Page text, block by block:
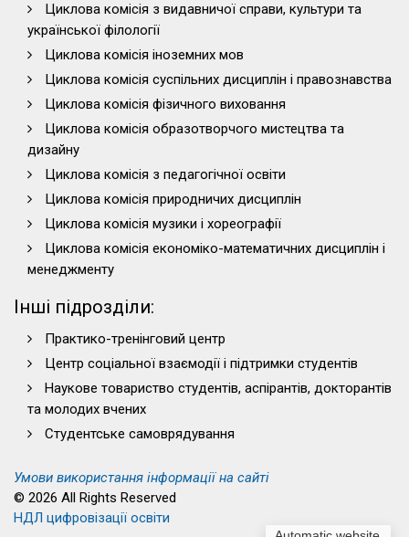
Циклова комісія з видавничої справи, культури та
української філології
Циклова комісія іноземних мов
Циклова комісія суспільних дисциплін і правознавства
Циклова комісія фізичного виховання
Циклова комісія образотворчого мистецтва та
дизайну
Циклова комісія з педагогічної освіти
Циклова комісія природничих дисциплін
Циклова комісія музики і хореографії
Циклова комісія економіко-математичних дисциплін і
менеджменту
Інші підрозділи:
Практико-тренінговий центр
Центр соціальної взаємодії і підтримки студентів
Наукове товариство студентів, аспірантів, докторантів
та молодих вчених
Студентське самоврядування
Умови використання інформації на сайті
© 2026 All Rights Reserved
НДЛ цифровізації освіти